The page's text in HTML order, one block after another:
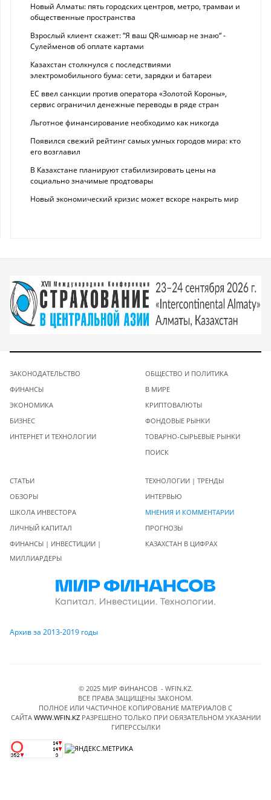
Новый Алматы: пять городских центров, метро, трамваи и
общественные пространства
Взрослый клиент скажет: “Я ваш QR-шмюар не знаю“ -
Сулейменов об оплате картами
Казахстан столкнулся с последствиями
электромобильного бума: сети, зарядки и батареи
ЕС ввел санкции против оператора «Золотой Короны»,
сервис ограничил денежные переводы в ряде стран
Льготное финансирование необходимо как никогда
Появился свежий рейтинг самых умных городов мира: кто
его возглавил
В Казахстане планируют стабилизировать цены на
социально значимые продтовары
Новый экономический кризис может вскоре накрыть мир
ЗАКОНОДАТЕЛЬСТВО
ФИНАНСЫ
ЭКОНОМИКА
БИЗНЕС
ИНТЕРНЕТ И ТЕХНОЛОГИИ
ОБЩЕСТВО И ПОЛИТИКА
В МИРЕ
КРИПТОВАЛЮТЫ
ФОНДОВЫЕ РЫНКИ
ТОВАРНО-СЫРЬЕВЫЕ РЫНКИ
ПОИСК
СТАТЬИ
ОБЗОРЫ
ШКОЛА ИНВЕСТОРА
ЛИЧНЫЙ КАПИТАЛ
ФИНАНСЫ | ИНВЕСТИЦИИ |
МИЛЛИАРДЕРЫ
ТЕХНОЛОГИИ | ТРЕНДЫ
ИНТЕРВЬЮ
МНЕНИЯ И КОММЕНТАРИИ
ПРОГНОЗЫ
КАЗАХСТАН В ЦИФРАХ
Архив за 2013-2019 годы
© 2025 МИР ФИНАНСОВ - WFIN.KZ.
ВСЕ ПРАВА ЗАЩИЩЕНЫ ЗАКОНОМ.
ПОЛНОЕ ИЛИ ЧАСТИЧНОЕ КОПИРОВАНИЕ МАТЕРИАЛОВ C
САЙТА WWW.WFIN.KZРАЗРЕШЕНО ТОЛЬКО ПРИ ОБЯЗАТЕЛЬНОМ УКАЗАНИИ
ГИПЕРССЫЛКИ